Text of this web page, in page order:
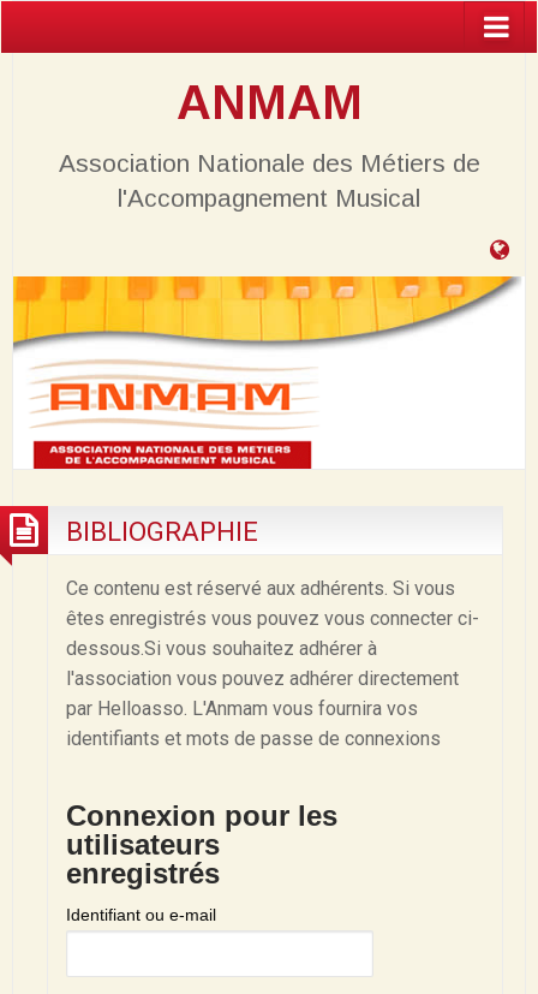
ANMAM
Association Nationale des Métiers de
l'Accompagnement Musical
de
BIBLIOGRAPHIE
Ce contenu est réservé aux adhérents. Si vous
êtes enregistrés vous pouvez vous connecter ci-
dessous.Si vous souhaitez adhérer à
l'association vous pouvez adhérer directement
par Helloasso. L'Anmam vous fournira vos
identifiants et mots de passe de connexions
Connexion pour les
utilisateurs
enregistrés
Identifiant ou e-mail